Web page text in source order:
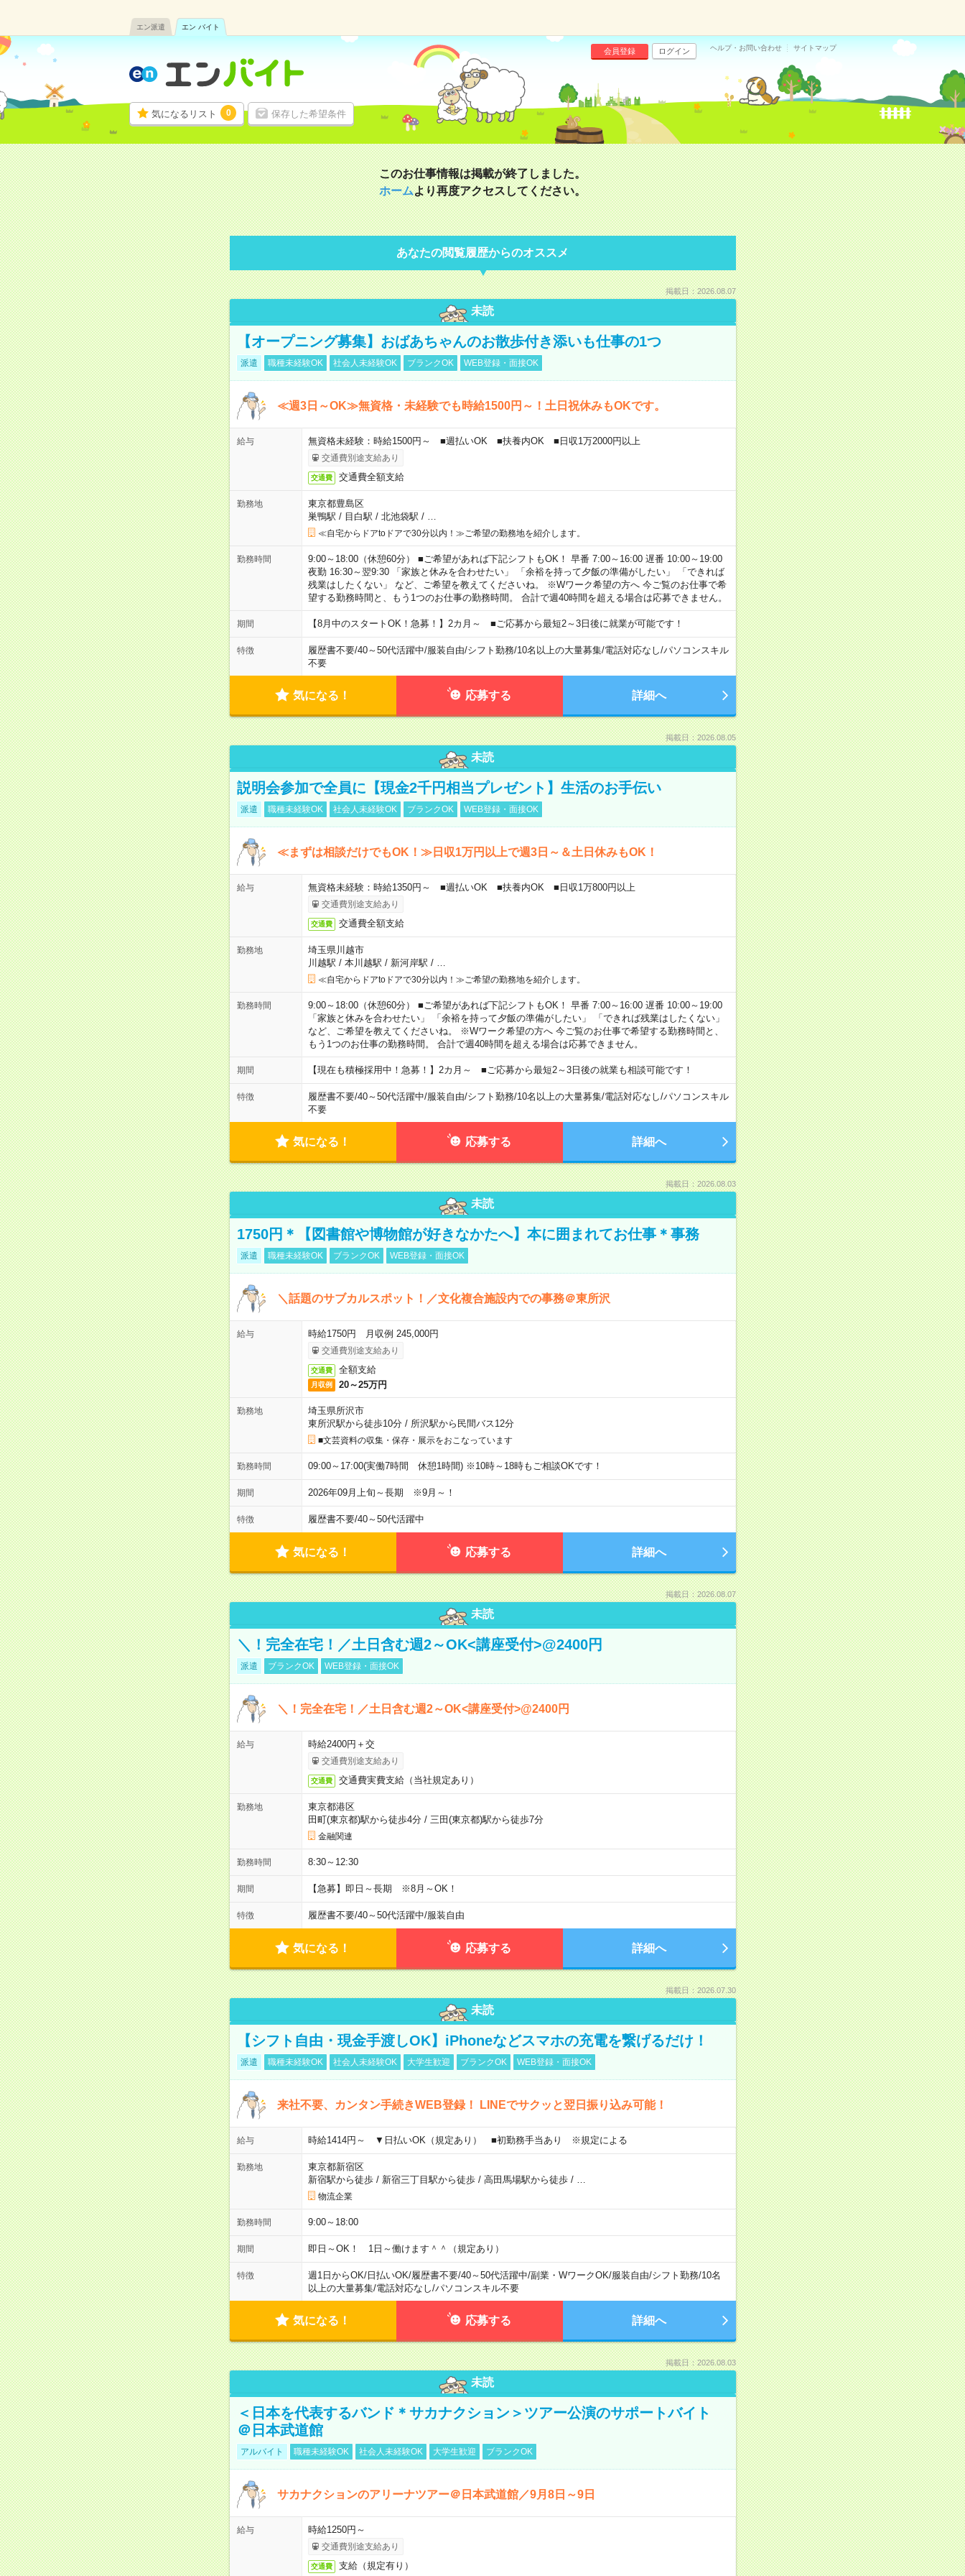
エン派遣 エン バイト
気になるリスト 0 保存した希望条件
会員登録 ログイン ヘルプ・お問い合わせ サイトマップ
このお仕事情報は掲載が終了しました。
ホームより再度アクセスしてください。
あなたの閲覧履歴からのオススメ
掲載日：2026.08.07
未読
【オープニング募集】おばあちゃんのお散歩付き添いも仕事の1つ
派遣 職種未経験OK 社会人未経験OK ブランクOK WEB登録・面接OK
≪週3日～OK≫無資格・未経験でも時給1500円～！土日祝休みもOKです。
給与 無資格未経験：時給1500円～ ■週払いOK ■扶養内OK ■日収1万2000円以上
交通費別途支給あり
交通費 交通費全額支給
勤務地
東京都豊島区
巣鴨駅 / 目白駅 / 北池袋駅 / …
≪自宅からドアtoドアで30分以内！≫ご希望の勤務地を紹介します。
勤務時間
9:00～18:00（休憩60分） ■ご希望があれば下記シフトもOK！ 早番 7:00～16:00 遅番 10:00～19:00
夜勤 16:30～翌9:30 「家族と休みを合わせたい」 「余裕を持って夕飯の準備がしたい」 「できれば
残業はしたくない」 など、ご希望を教えてくださいね。 ※Wワーク希望の方へ 今ご覧のお仕事で希
望する勤務時間と、もう1つのお仕事の勤務時間。 合計で週40時間を超える場合は応募できません。
期間 【8月中のスタートOK！急募！】2カ月～ ■ご応募から最短2～3日後に就業が可能です！
特徴 履歴書不要/40～50代活躍中/服装自由/シフト勤務/10名以上の大量募集/電話対応なし/パソコンスキル
不要
気になる！ 応募する 詳細へ
掲載日：2026.08.05
未読
説明会参加で全員に【現金2千円相当プレゼント】生活のお手伝い
派遣 職種未経験OK 社会人未経験OK ブランクOK WEB登録・面接OK
≪まずは相談だけでもOK！≫日収1万円以上で週3日～＆土日休みもOK！
給与 無資格未経験：時給1350円～ ■週払いOK ■扶養内OK ■日収1万800円以上
交通費別途支給あり
交通費 交通費全額支給
勤務地
埼玉県川越市
川越駅 / 本川越駅 / 新河岸駅 / …
≪自宅からドアtoドアで30分以内！≫ご希望の勤務地を紹介します。
勤務時間
9:00～18:00（休憩60分） ■ご希望があれば下記シフトもOK！ 早番 7:00～16:00 遅番 10:00～19:00
「家族と休みを合わせたい」 「余裕を持って夕飯の準備がしたい」 「できれば残業はしたくない」
など、ご希望を教えてくださいね。 ※Wワーク希望の方へ 今ご覧のお仕事で希望する勤務時間と、
もう1つのお仕事の勤務時間。 合計で週40時間を超える場合は応募できません。
期間 【現在も積極採用中！急募！】2カ月～ ■ご応募から最短2～3日後の就業も相談可能です！
特徴 履歴書不要/40～50代活躍中/服装自由/シフト勤務/10名以上の大量募集/電話対応なし/パソコンスキル
不要
気になる！ 応募する 詳細へ
掲載日：2026.08.03
未読
1750円＊【図書館や博物館が好きなかたへ】本に囲まれてお仕事＊事務
派遣 職種未経験OK ブランクOK WEB登録・面接OK
＼話題のサブカルスポット！／文化複合施設内での事務＠東所沢
給与 時給1750円 月収例 245,000円
交通費別途支給あり
交通費 全額支給
月収例 20～25万円
勤務地
埼玉県所沢市
東所沢駅から徒歩10分/ 所沢駅から民間バス12分
■文芸資料の収集・保存・展示をおこなっています
勤務時間 09:00～17:00(実働7時間 休憩1時間) ※10時～18時もご相談OKです！
期間 2026年09月上旬～長期 ※9月～！
特徴 履歴書不要/40～50代活躍中
気になる！ 応募する 詳細へ
掲載日：2026.08.07
未読
＼！完全在宅！／土日含む週2～OK<講座受付>@2400円
派遣 ブランクOK WEB登録・面接OK
＼！完全在宅！／土日含む週2～OK<講座受付>@2400円
給与 時給2400円＋交
交通費別途支給あり
交通費 交通費実費支給（当社規定あり）
勤務地
東京都港区
田町(東京都)駅から徒歩4分/ 三田(東京都)駅から徒歩7分
金融関連
勤務時間 8:30～12:30
期間 【急募】即日～長期 ※8月～OK！
特徴 履歴書不要/40～50代活躍中/服装自由
気になる！ 応募する 詳細へ
掲載日：2026.07.30
未読
【シフト自由・現金手渡しOK】iPhoneなどスマホの充電を繋げるだけ！
派遣 職種未経験OK 社会人未経験OK 大学生歓迎 ブランクOK WEB登録・面接OK
来社不要、カンタン手続きWEB登録！ LINEでサクッと翌日振り込み可能！
給与 時給1414円～ ▼日払いOK（規定あり） ■初勤務手当あり ※規定による
勤務地
東京都新宿区
新宿駅から徒歩/ 新宿三丁目駅から徒歩/ 高田馬場駅から徒歩/ …
物流企業
勤務時間 9:00～18:00
期間 即日～OK！ 1日～働けます＾＾（規定あり）
特徴 週1日からOK/日払いOK/履歴書不要/40～50代活躍中/副業・WワークOK/服装自由/シフト勤務/10名
以上の大量募集/電話対応なし/パソコンスキル不要
気になる！ 応募する 詳細へ
掲載日：2026.08.03
未読
＜日本を代表するバンド＊サカナクション＞ツアー公演のサポートバイト
＠日本武道館
アルバイト 職種未経験OK 社会人未経験OK 大学生歓迎 ブランクOK
サカナクションのアリーナツアー＠日本武道館／9月8日～9日
給与 時給1250円～
交通費別途支給あり
交通費 支給（規定有り）